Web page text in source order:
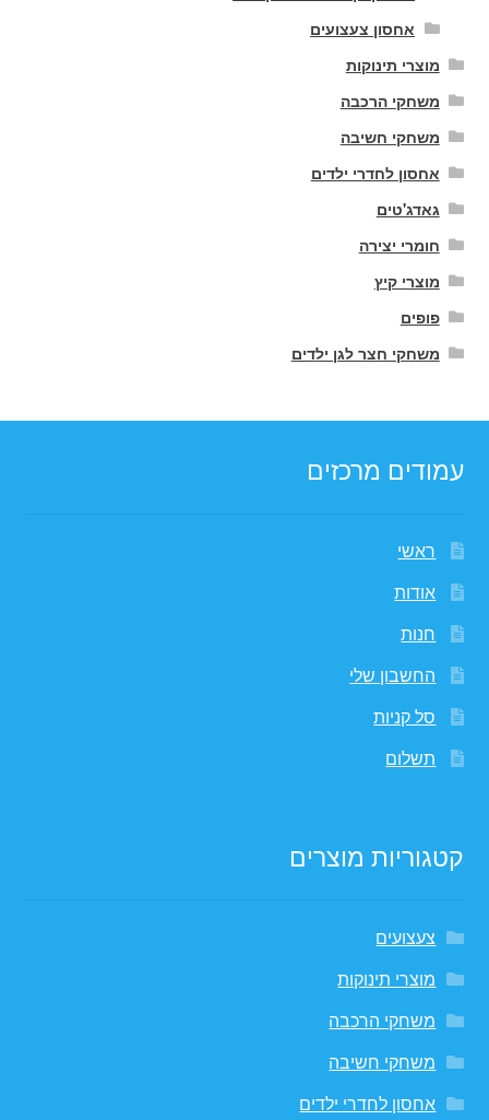
אחסון צעצועים
מוצרי תינוקות
משחקי הרכבה
משחקי חשיבה
אחסון לחדרי ילדים
גאדג'טים
חומרי יצירה
מוצרי קיץ
פופים
משחקי חצר לגן ילדים
עמודים מרכזים
ראשי
אודות
חנות
החשבון שלי
סל קניות
תשלום
קטגוריות מוצרים
צעצועים
מוצרי תינוקות
משחקי הרכבה
משחקי חשיבה
אחסון לחדרי ילדים